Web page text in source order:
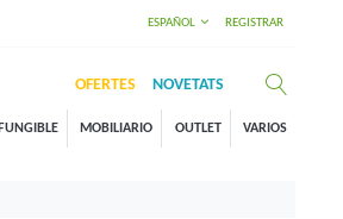
ESPAÑOL REGISTRAR
OFERTES NOVETATS
MOBILIARIO OUTLET VARIOS